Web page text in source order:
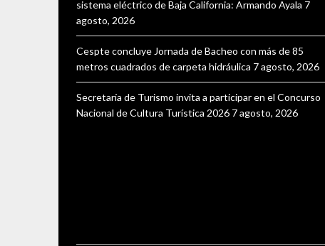
sistema eléctrico de Baja California: Armando Ayala 7
agosto, 2026
Cespte concluye Jornada de Bacheo con más de 85
metros cuadrados de carpeta hidráulica 7 agosto, 2026
Secretaría de Turismo invita a participar en el Concurso
Nacional de Cultura Turística 2026 7 agosto, 2026